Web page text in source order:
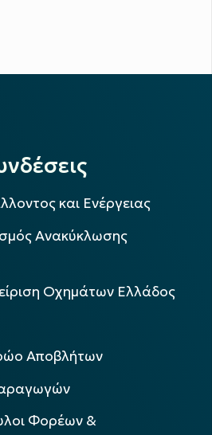
και Ενέργειας
Ανακύκλωσης
Οχημάτων Ελλάδος
Αποβλήτων
Φορέων &